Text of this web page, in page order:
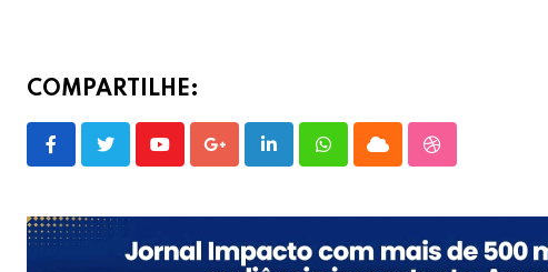
COMPARTILHE:
YoutubeGoogle+LinkedInWhatsappCloud StumbleUpon